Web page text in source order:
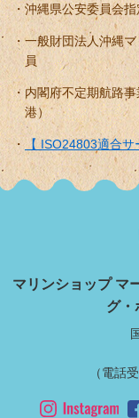
沖縄県公安委員会
一般財団法人沖縄
員
内閣府不定期航路
港）
【 ISO24803適合サ
マリンショップ マ
グ・
（電話